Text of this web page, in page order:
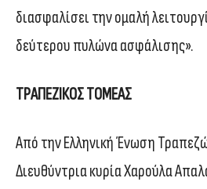
διασφαλίσει την ομαλή
δεύτερου πυλώνα ασφάλισης».
ΤΡΑΠΕΖΙΚΟΣ ΤΟΜΕΑΣ
Από την Ελληνική Ένωση
Διευθύντρια κυρία Χαρούλα